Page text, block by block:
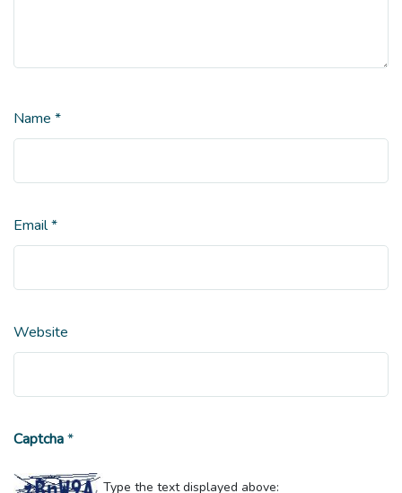
Name *
Email*
Website
Captcha*
Type the text displayed above: